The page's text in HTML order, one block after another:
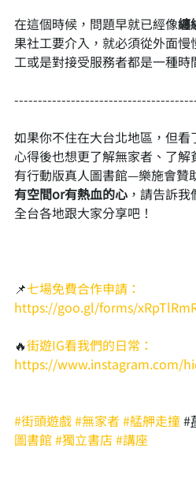
在這個時候，問題早就已經像纏
果社工要介入，就必須從外面慢
工或是對接受服務者都是一種時
如果你不住在大台北地區，但
心得後也想更了解無家者、了
有行動版真人圖書館—樂施會贊
有空間or有熱血的心 ，請告訴
全台各地跟大家分享吧！
📌七場免費合作申請：
https://goo.gl/forms/
🔥街遊IG看我們的日常：
https://www.instagram.com/
#街頭遊戲#無家者#艋舺走撞 #
圖書館#獨立書店 #講座